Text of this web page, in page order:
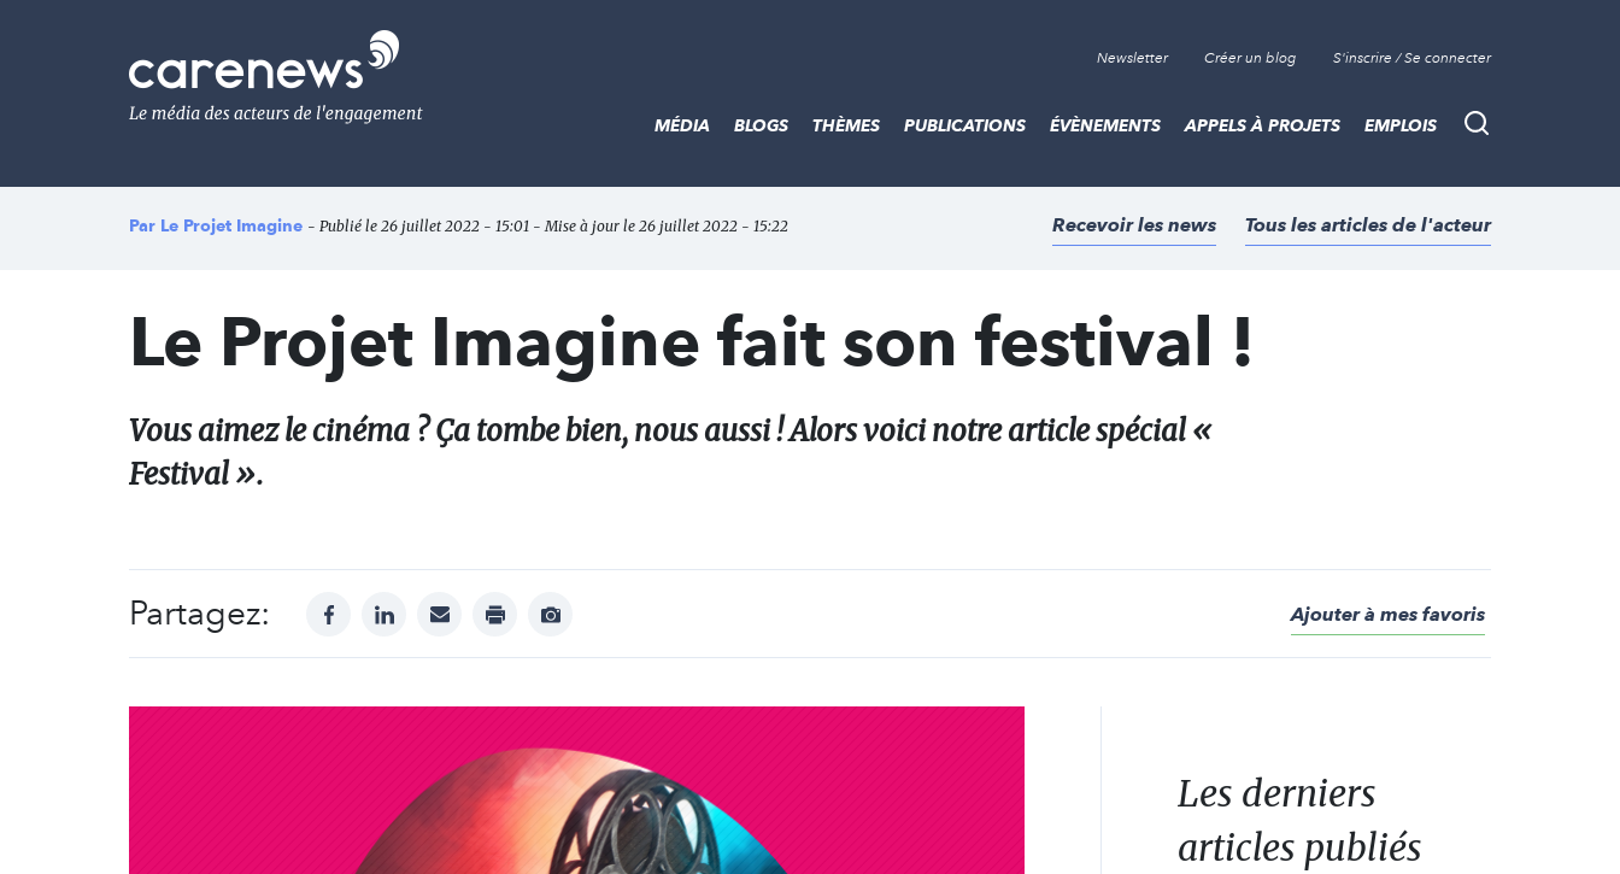
Le
média
de
l'engagement
Newsletter Créer un blog S'inscrire / Se connecter
Recherche
MÉDIA BLOGS THÈMES PUBLICATIONS ÉVÈNEMENTS APPELS À PROJETS EMPLOIS
Par Le Projet Imagine - Publié le 26 juillet 2022 - 15:01 - Mise à jour le 26 juillet 2022 - 15:22 Recevoir les news Tous les articles de l'acteur
Le Projet Imagine fait son festival !
Vous aimez le cinéma ? Ça tombe bien, nous aussi ! Alors voici notre article spécial «
Festival ».
Partagez: facebooklinkedinmail print
Afficher
Ajouter à mes favoris
Les derniers
articles publiés